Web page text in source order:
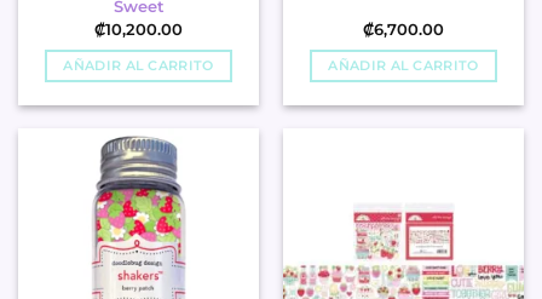
Sweet
₡10,200.00
AÑADIR AL CARRITO
₡6,700.00
AÑADIR AL CARRITO